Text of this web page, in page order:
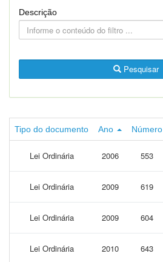
Descrição
Pesquisar
Tipo do documento Ano Número
Lei Ordinária 2006 553
Lei Ordinária 2009 619
Lei Ordinária 2009 604
Lei Ordinária 2010 643